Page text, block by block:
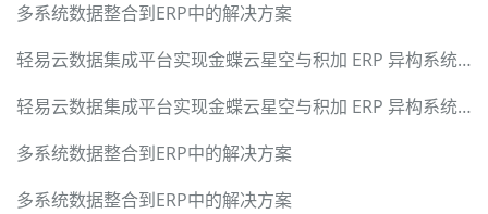
多系统数据整合到ERP中的解决方案
轻易云数据集成平台实现金蝶云星空与积加 ERP 异构系统无缝对接
轻易云数据集成平台实现金蝶云星空与积加 ERP 异构系统无缝对接
多系统数据整合到ERP中的解决方案
多系统数据整合到ERP中的解决方案